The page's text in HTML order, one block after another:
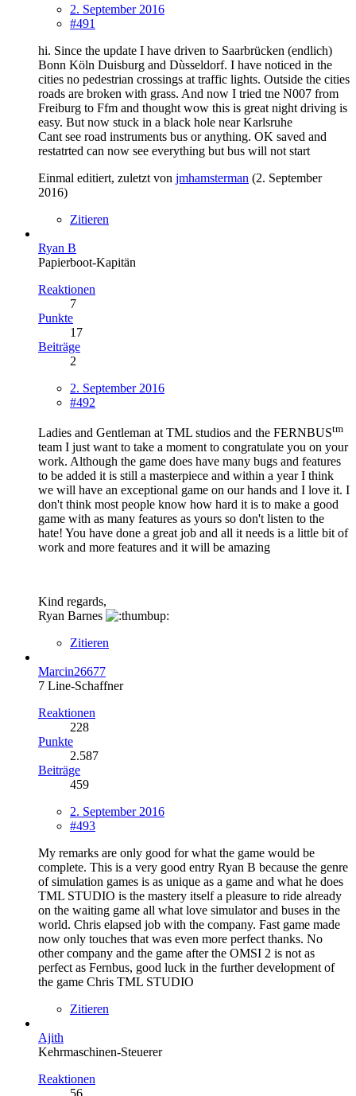
2. September 2016
#491
hi. Since the update I have driven to Saarbrücken (endlich)
Bonn Köln Duisburg and Dùsseldorf. I have noticed in the
cities no pedestrian crossings at traffic lights. Outside the cities
roads are broken with grass. And now I tried tne N007 from
Freiburg to Ffm and thought wow this is great night driving is
easy. But now stuck in a black hole near Karlsruhe
Cant see road instruments bus or anything. OK saved and
restatrted can now see everything but bus will not start
Einmal editiert, zuletzt von jmhamsterman (2. September
2016)
Zitieren
Ryan B
Papierboot-Kapitän
Reaktionen
7
Punkte
17
Beiträge
2
2. September 2016
#492
Ladies and Gentleman at TML studios and the FERNBUStm
team I just want to take a moment to congratulate you on your
work. Although the game does have many bugs and features
to be added it is still a masterpiece and within a year I think
we will have an exceptional game on our hands and I love it. I
don't think most people know how hard it is to make a good
game with as many features as yours so don't listen to the
hate! You have done a great job and all it needs is a little bit of
work and more features and it will be amazing
Kind regards,
Ryan Barnes
Zitieren
Marcin26677
7 Line-Schaffner
Reaktionen
228
Punkte
2.587
Beiträge
459
2. September 2016
#493
My remarks are only good for what the game would be
complete. This is a very good entry Ryan B because the genre
of simulation games is as unique as a game and what he does
TML STUDIO is the mastery itself a pleasure to ride already
on the waiting game all what love simulator and buses in the
world. Chris elapsed job with the company. Fast game made
now only touches that was even more perfect thanks. No
other company and the game after the OMSI 2 is not as
perfect as Fernbus, good luck in the further development of
the game Chris TML STUDIO
Zitieren
Ajith
Kehrmaschinen-Steuerer
Reaktionen
56